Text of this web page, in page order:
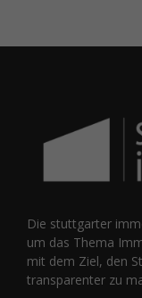
Die stuttgarter
um das Thema
mit dem Ziel, den
transparenter zu